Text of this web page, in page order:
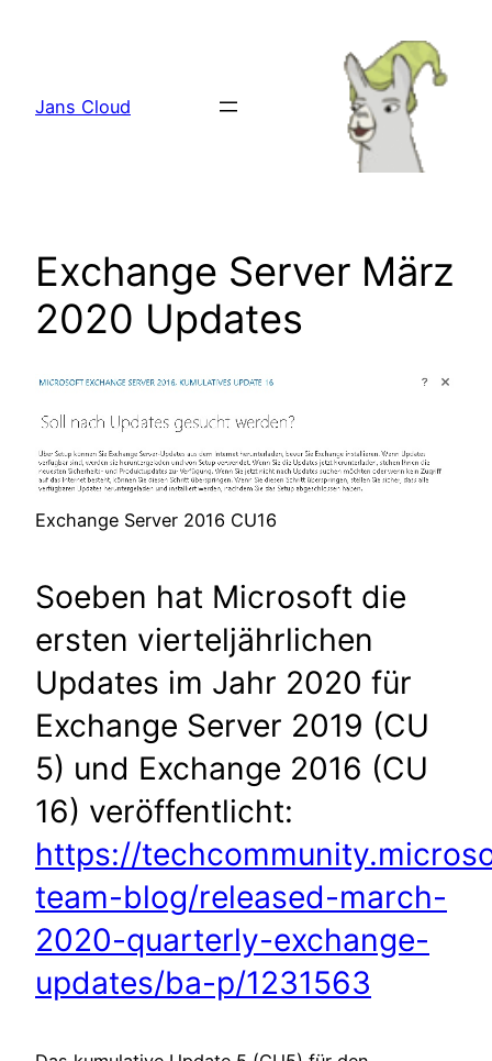
Jans Cloud
Exchange Server März
2020 Updates
Exchange Server 2016 CU16
Soeben hat Microsoft die
ersten vierteljährlichen
Updates im Jahr 2020 für
Exchange Server 2019 (CU
5) und Exchange 2016 (CU
16) veröffentlicht:
https://
team-blog/released-march-
2020-quarterly-exchange-
updates/ba-p/1231563